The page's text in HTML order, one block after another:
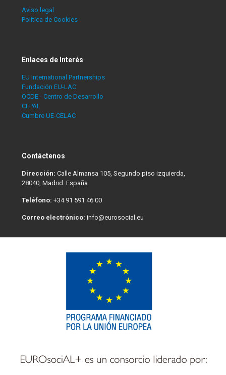
Aviso legal
Política de Cookies
Enlaces de Interés
EU International Partnerships
Fundación EU-LAC
OCDE - Centro de Desarrollo
CEPAL
Cumbre UE-CELAC
Contáctenos
Dirección: Calle Almansa 105, Segundo piso izquierda,
28040, Madrid. España
Teléfono: +34 91 591 46 00
Correo electrónico: info@eurosocial.eu